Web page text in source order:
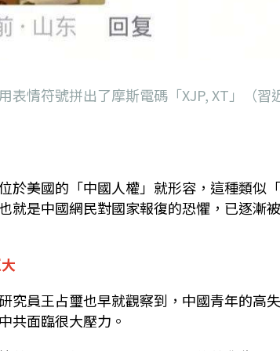
表情符號拼出了摩斯電碼「XJP, XT」（習
於美國的「中國人權」就形容，這種類似
就是中國網民對國家報復的恐懼，已逐漸
究員王占璽也早就觀察到，中國青年的高
共面臨很大壓力。